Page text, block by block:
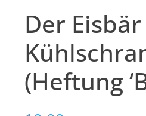
Der
(Heftung